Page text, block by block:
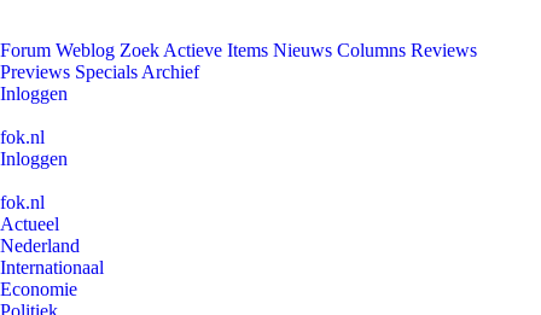
Forum Weblog Zoek Actieve Items Nieuws Columns Reviews
Previews Specials Archief
Inloggen
fok.nl
Inloggen
fok.nl
Actueel
Nederland
Internationaal
Economie
Politiek